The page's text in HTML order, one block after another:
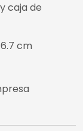
caja de
cm